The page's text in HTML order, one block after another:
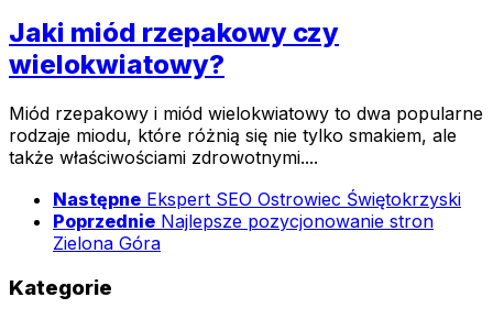
Jaki miód rzepakowy czy
wielokwiatowy?
Miód rzepakowy i miód wielokwiatowy to dwa popularne
rodzaje miodu, które różnią się nie tylko smakiem, ale
także właściwościami zdrowotnymi....
Następne Ekspert SEO Ostrowiec Świętokrzyski
Poprzednie Najlepsze pozycjonowanie stron
Zielona Góra
Kategorie